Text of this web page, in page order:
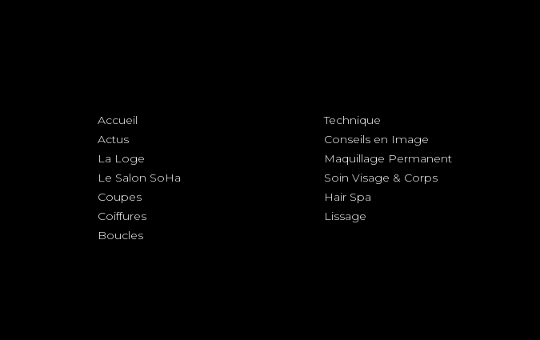
Accueil
Actus
La Loge
Le Salon SoHa
Coupes
Coiffures
Boucles
Technique
Conseils en Image
Maquillage Permanent
Soin Visage & Corps
Hair Spa
Lissage